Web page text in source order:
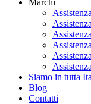
Marchi
Siamo in tutta
Blog
Contatti